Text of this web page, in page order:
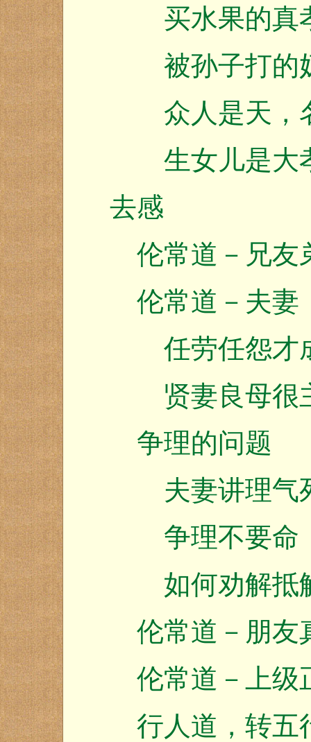
买水果的真
被孙子打的
众人是天，
生女儿是大
去感
伦常道－兄友
伦常道－夫妻
任劳任怨才
贤妻良母很
争理的问题
夫妻讲理气
争理不要命
如何劝解抵
伦常道－朋友
伦常道－上级
行人道，转五